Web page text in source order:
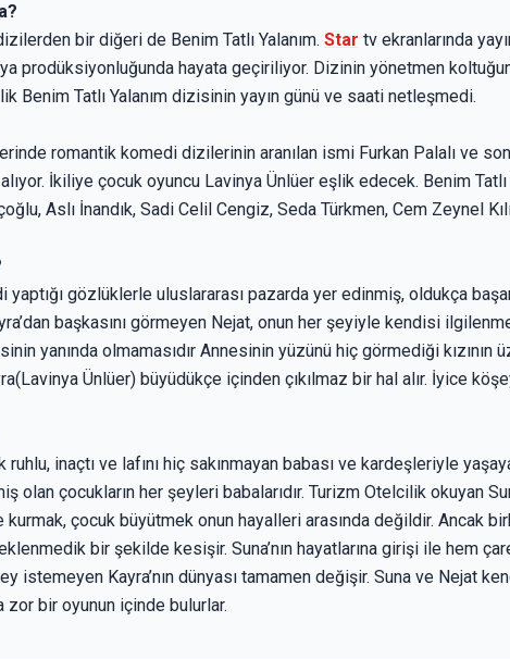
bir diğeri de Benim Tatlı Yalanım. Star tv ekranlarında
prodüksiyonluğunda hayata geçiriliyor. Dizinin yönetmen
Benim Tatlı Yalanım dizisinin yayın günü ve saati netleşmedi.
romantik komedi dizilerinin aranılan ismi Furkan Palalı ve
İkiliye çocuk oyuncu Lavinya Ünlüer eşlik edecek. Benim
Aslı İnandık, Sadi Celil Cengiz, Seda Türkmen, Cem Zeynel
yaptığı gözlüklerle uluslararası pazarda yer edinmiş, oldukça
başkasını görmeyen Nejat, onun her şeyiyle kendisi
yanında olmamasıdır Annesinin yüzünü hiç görmediği kızının
Ünlüer) büyüdükçe içinden çıkılmaz bir hal alır. İyice
ruhlu, inaçtı ve lafını hiç sakınmayan babası ve kardeşleriyle
olan çocukların her şeyleri babalarıdır. Turizm Otelcilik okuyan
kurmak, çocuk büyütmek onun hayalleri arasında değildir. Ancak
bir şekilde kesişir. Suna’nın hayatlarına girişi ile hem
istemeyen Kayra’nın dünyası tamamen değişir. Suna ve Nejat
bir oyunun içinde bulurlar.